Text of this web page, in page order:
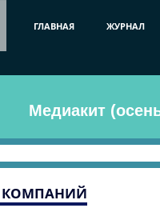
ГЛАВНАЯ ЖУРНАЛ
Медиакит
КОМПАНИЙ